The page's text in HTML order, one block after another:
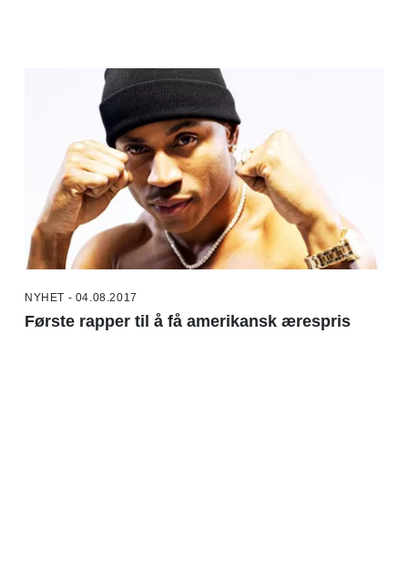
NYHET - 04.08.2017
Første rapper til å få amerikansk ærespris